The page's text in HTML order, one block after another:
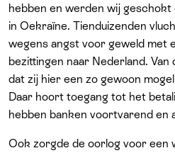
hebben en werden wij geschokt
in Oekraïne. Tienduizenden
wegens angst voor geweld met
bezittingen naar Nederland. Van
dat zij hier een zo gewoon
Daar hoort toegang tot het
hebben banken voortvarend en
Ook zorgde de oorlog voor een